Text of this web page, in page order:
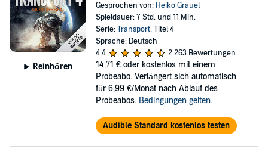
Reinhören
Gesprochen von: Heiko Grauel
Spieldauer: 7 Std. und 11 Min.
Serie:Transport, Titel 4
Sprache: Deutsch
4,4
2.263 Bewertungen
14,71 € oder kostenlos mit einem
Probeabo. Verlängert sich automatisch
für 6,99 €/Monat nach Ablauf des
Probeabos. Bedingungen gelten.
Audible Standard kostenlos testen